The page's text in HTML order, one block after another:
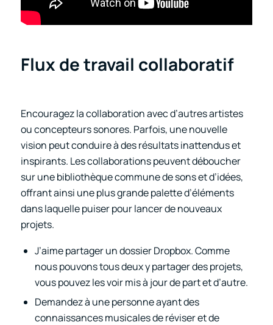
Flux de travail collaboratif
Encouragez la collaboration avec d’autres artistes
ou concepteurs sonores. Parfois, une nouvelle
vision peut conduire à des résultats inattendus et
inspirants. Les collaborations peuvent déboucher
sur une bibliothèque commune de sons et d’idées,
offrant ainsi une plus grande palette d’éléments
dans laquelle puiser pour lancer de nouveaux
projets.
J’aime partager un dossier Dropbox. Comme
nous pouvons tous deux y partager des projets,
vous pouvez les voir mis à jour de part et d’autre.
Demandez à une personne ayant des
connaissances musicales de réviser et de